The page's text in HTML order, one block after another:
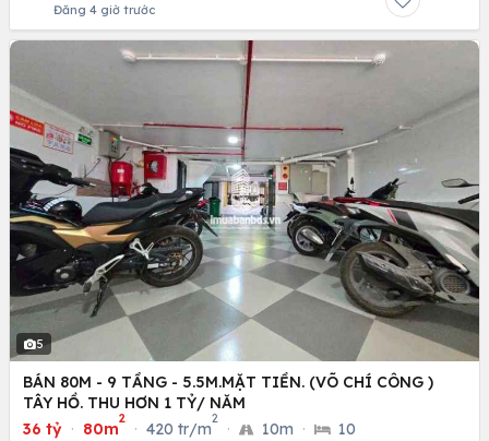
Đăng 4 giờ trước
5
BÁN 80M - 9 TẦNG - 5.5M.MẶT TIỀN. (VÕ CHÍ CÔNG )
TÂY HỒ. THU HƠN 1 TỶ/ NĂM
36 tỷ · 80m
2
· 420 tr/m
2
· 10m · 10